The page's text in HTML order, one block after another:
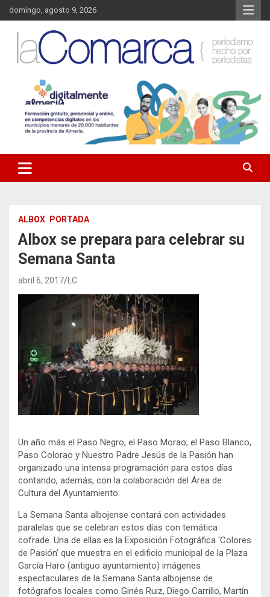
Saltar
al
contenido
domingo, agosto 9, 2026
La Comarca – Noticias del
Almanzora
Almanzora y sus localidades.
ALBOX PORTADA
Albox se prepara para celebrar su
Semana Santa
abril 6, 2017 LC
Un año más el Paso Negro, el Paso Morao, el Paso Blanco,
Paso Colorao y Nuestro Padre Jesús de la Pasión han
organizado una intensa programación para estos días
contando, además, con la colaboración del Área de
Cultura del Ayuntamiento.
La Semana Santa albojense contará con actividades
paralelas que se celebran estos días con temática
cofrade. Una de ellas es la Exposición Fotográfica ‘Colores
de Pasión’ que muestra en el edificio municipal de la Plaza
García Haro (antiguo ayuntamiento) imágenes
espectaculares de la Semana Santa albojense de
fotógrafos locales como Ginés Ruiz, Diego Carrillo, Martín